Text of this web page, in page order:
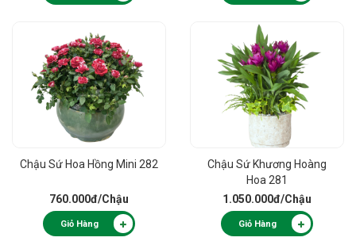
Chậu Sứ Hoa Hồng Mini 282
760.000đ/Chậu
Giỏ Hàng
Chậu Sứ Khương Hoàng
Hoa 281
1.050.000đ/Chậu
Giỏ Hàng